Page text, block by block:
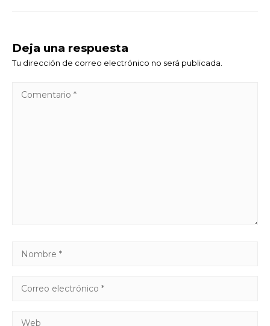
Deja una respuesta
Tu dirección de correo electrónico no será publicada.